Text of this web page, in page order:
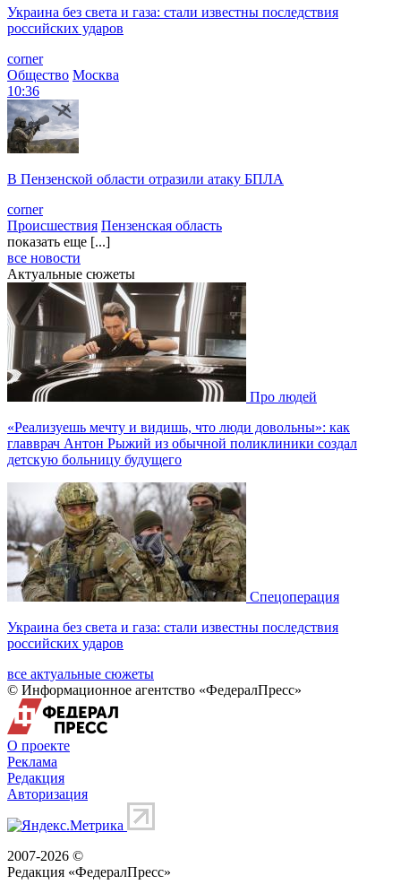
Украина без света и газа: стали известны последствия
российских ударов
corner
Общество Москва
10:36
В Пензенской области отразили атаку БПЛА
corner
Происшествия Пензенская область
показать еще [...]
все новости
Актуальные сюжеты
Про людей
«Реализуешь мечту и видишь, что люди довольны»: как
главврач Антон Рыжий из обычной поликлиники создал
детскую больницу будущего
Спецоперация
Украина без света и газа: стали известны последствия
российских ударов
все актуальные сюжеты
© Информационное агентство «ФедералПресс»
О проекте
Реклама
Редакция
Авторизация
2007-2026 ©
Редакция «ФедералПресс»